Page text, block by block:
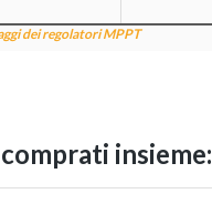
dei regolatori MPPT
insieme: